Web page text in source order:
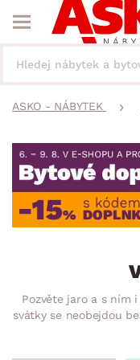
ASKO - NÁBYTEK
Pozvěte jaro a s ním
svátky se neobejdou
velikonoční vajíčka,